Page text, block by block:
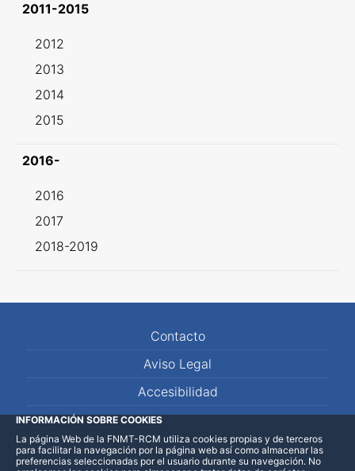
2011-2015
2012
2013
2014
2015
2016-
2016
2017
2018-2019
Contacto
Aviso Legal
Accesibilidad
Mapa Web
INFORMACIÓN SOBRE COOKIES
La página Web de la FNMT-RCM utiliza cookies propias y de terceros
para facilitar la navegación por la página web así como almacenar las
preferencias seleccionadas por el usuario durante su navegación. No